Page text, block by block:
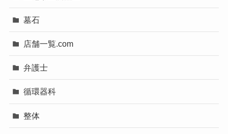
墓石
店舗一覧.com
弁護士
循環器科
整体